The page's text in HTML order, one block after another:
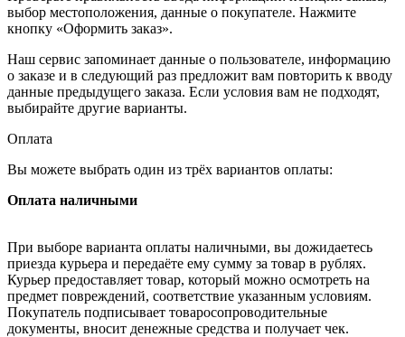
выбор местоположения, данные о покупателе. Нажмите
кнопку «Оформить заказ».
Наш сервис запоминает данные о пользователе, информацию
о заказе и в следующий раз предложит вам повторить к вводу
данные предыдущего заказа. Если условия вам не подходят,
выбирайте другие варианты.
Оплата
Вы можете выбрать один из трёх вариантов оплаты:
Оплата наличными
При выборе варианта оплаты наличными, вы дожидаетесь
приезда курьера и передаёте ему сумму за товар в рублях.
Курьер предоставляет товар, который можно осмотреть на
предмет повреждений, соответствие указанным условиям.
Покупатель подписывает товаросопроводительные
документы, вносит денежные средства и получает чек.